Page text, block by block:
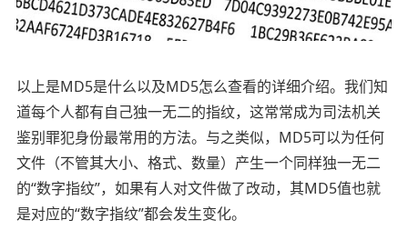
以上是MD5是什么以及MD5怎么查看的详细介绍。我们知
道每个人都有自己独一无二的指纹，这常常成为司法机关
鉴别罪犯身份最常用的方法。与之类似，MD5可以为任何
文件（不管其大小、格式、数量）产生一个同样独一无二
的“数字指纹”，如果有人对文件做了改动，其MD5值也就
是对应的“数字指纹”都会发生变化。